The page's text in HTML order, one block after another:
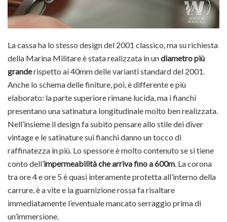
La cassa ha lo stesso design del 2001 classico, ma su richiesta
della Marina Militare è stata realizzata in undiametro più
granderispetto ai 40mm delle varianti standard del 2001.
Anche lo schema delle finiture, poi, è differente e più
elaborato: la parte superiore rimane lucida, ma i fianchi
presentano una satinatura longitudinale molto ben realizzata.
Nell’insieme il design fa subito pensare allo stile dei diver
vintage e le satinature sui fianchi danno un tocco di
raffinatezza in più. Lo spessore è molto contenuto se si tiene
conto dell’impermeabilità che arriva fino a 600m. La corona
tra ore 4 e ore 5 è quasi interamente protetta all’interno della
carrure, è a vite e la guarnizione rossa fa risaltare
immediatamente l’eventuale mancato serraggio prima di
un’immersione.